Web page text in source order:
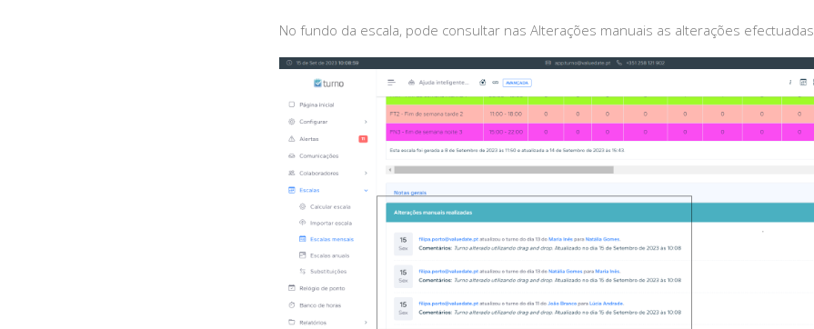
No fundo da escala, pode consultar nas Alterações manuais as alterações efectuadas